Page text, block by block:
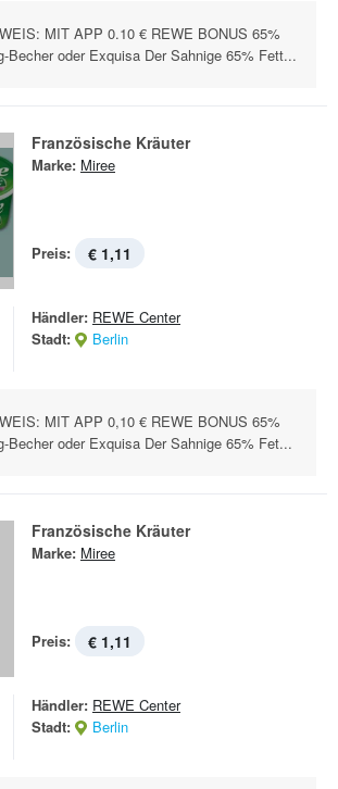
MIT APP 0.10 € REWE BONUS 65%
Becher oder Exquisa Der Sahnige 65% Fett...
Französische Kräuter
Marke: Miree
Preis: € 1,11
Händler: REWE Center
Stadt:
Berlin
MIT APP 0,10 € REWE BONUS 65%
Becher oder Exquisa Der Sahnige 65% Fet...
Französische Kräuter
Marke: Miree
Preis: € 1,11
Händler: REWE Center
Stadt:
Berlin